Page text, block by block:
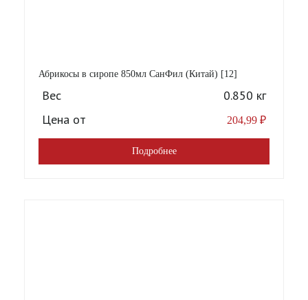
Абрикосы в сиропе 850мл СанФил (Китай) [12]
Вес
0.850 кг
Цена от
204,99 ₽
Подробнее